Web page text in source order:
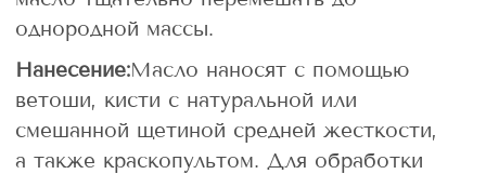
однородной массы.
Нанесение:Масло наносят с помощью
ветоши, кисти с натуральной или
смешанной щетиной средней жесткости,
а также краскопультом. Для обработки